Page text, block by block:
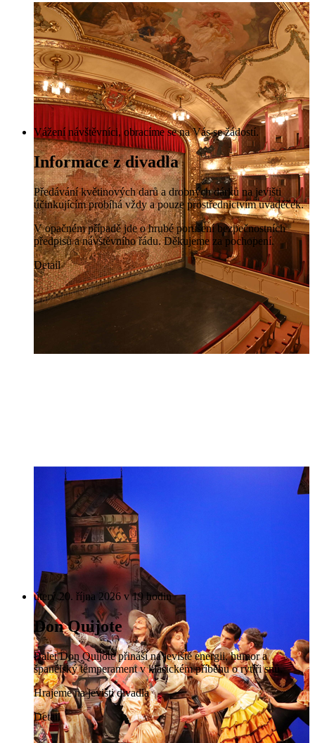
Vážení návštěvníci, obracíme se na Vás se žádostí.
Informace z divadla
Předávání květinových darů a drobných dárků na jevišti
účinkujícím probíhá vždy a pouze prostřednictvím uvaděček.
V opačném případě jde o hrubé porušení bezpečnostních
předpisů a návštěvního řádu. Děkujeme za pochopení.
Detail
úterý 20. října 2026 v 19 hodin
Don Quijote
Balet Don Quijote přináší na jeviště energii, humor a
španělský temperament v klasickém příběhu o rytíři snů.
Hrajeme na jevišti divadla
Detail